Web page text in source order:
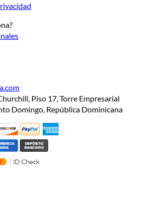
Piso 17, Torre Empresarial
Domingo, República Dominicana